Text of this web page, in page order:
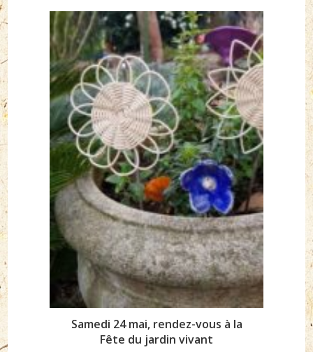
Samedi 24 mai, rendez-vous à la
Fête du jardin vivant